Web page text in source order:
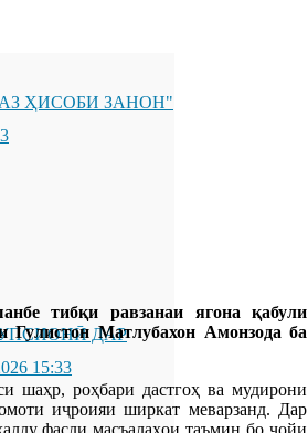
ҲИСОБИ ЗАНОН"
ДАР
15:33
тибқи равзанаи ягона қабули
Матлубахон Амонзода ба
шаҳр, роҳбари дастгоҳ ва мудирони
иҷроияи ширкат меварзанд. Дар
фасли масъалаҳои таъмин бо ҷойи